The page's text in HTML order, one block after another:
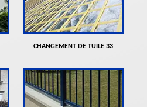
CHANGEMENT DE TUILE 33